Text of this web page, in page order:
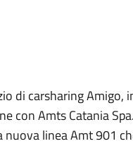
di carsharing Amigo,
con Amts Catania
linea Amt 901